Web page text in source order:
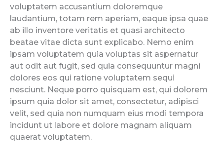
voluptatem accusantium doloremque
laudantium, totam rem aperiam, eaque ipsa quae
ab illo inventore veritatis et quasi architecto
beatae vitae dicta sunt explicabo. Nemo enim
ipsam voluptatem quia voluptas sit aspernatur
aut odit aut fugit, sed quia consequuntur magni
dolores eos qui ratione voluptatem sequi
nesciunt. Neque porro quisquam est, qui dolorem
ipsum quia dolor sit amet, consectetur, adipisci
velit, sed quia non numquam eius modi tempora
incidunt ut labore et dolore magnam aliquam
quaerat voluptatem.